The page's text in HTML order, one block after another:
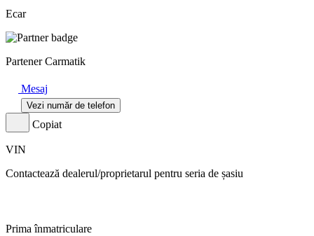
Ecar
Partener Carmatik
Mesaj
Vezi număr de telefon
Copiat
VIN
Contactează dealerul/proprietarul pentru seria de șasiu
Prima înmatriculare